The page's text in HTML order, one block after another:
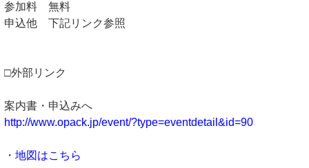
参加料 無料
申込他 下記リンク参照
□外部リンク
案内書・申込みへ
http://www.opack.jp/event/?type=eventdetail&id=90
・ 地図はこちら